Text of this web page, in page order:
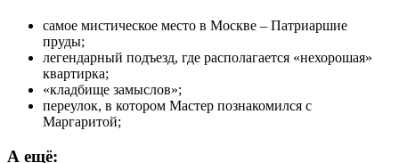
самое мистическое место в Москве – Патриаршие
пруды;
легендарный подъезд, где располагается «нехорошая»
квартирка;
«кладбище замыслов»;
переулок, в котором Мастер познакомился с
Маргаритой;
А ещё: